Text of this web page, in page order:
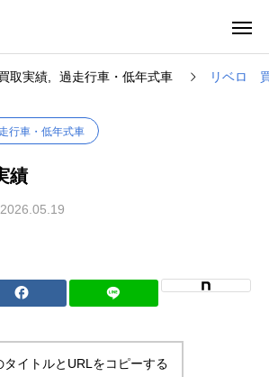
取実績 過走行車・低年式車 リベロ
行車・低年式車
績
2026.05.19
タイトルとURLをコピーする